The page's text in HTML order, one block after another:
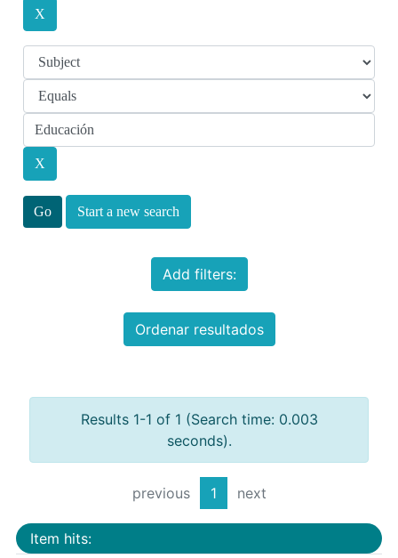
Start a new search
Add filters:
Ordenar resultados
Results 1-1 of 1 (Search time: 0.003
seconds).
previous 1 next
Item hits: